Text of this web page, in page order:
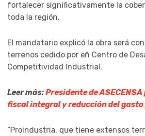
fortalecer significativamente la
toda la región.
El mandatario explicó la obra será
terrenos cedido por eñ Centro de
Competitividad Industrial.
Leer más:Presidente de
fiscal integral y reducción del
“Proindustria, que tiene extensos